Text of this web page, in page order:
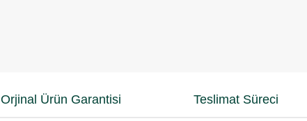
Orjinal Ürün Garantisi Teslimat Süreci